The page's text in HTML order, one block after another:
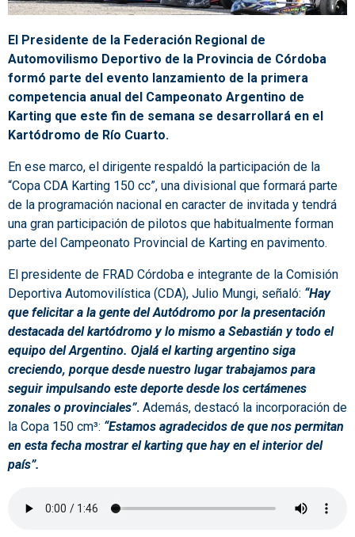
El Presidente de la Federación Regional de
Automovilismo Deportivo de la Provincia de Córdoba
formó parte del evento lanzamiento de la primera
competencia anual del Campeonato Argentino de
Karting que este fin de semana se desarrollará en el
Kartódromo de Río Cuarto.
En ese marco, el dirigente respaldó la participación de la
“Copa CDA Karting 150 cc”, una divisional que formará parte
de la programación nacional en caracter de invitada y tendrá
una gran participación de pilotos que habitualmente forman
parte del Campeonato Provincial de Karting en pavimento.
El presidente de FRAD Córdoba e integrante de la Comisión
Deportiva Automovilística (CDA), Julio Mungi, señaló: “Hay
que felicitar a la gente del Autódromo por la presentación
destacada del kartódromo y lo mismo a Sebastián y todo el
equipo del Argentino. Ojalá el karting argentino siga
creciendo, porque desde nuestro lugar trabajamos para
seguir impulsando este deporte desde los certámenes
zonales o provinciales”. Además, destacó la incorporación de
la Copa 150 cm³: “Estamos agradecidos de que nos permitan
en esta fecha mostrar el karting que hay en el interior del
país”.